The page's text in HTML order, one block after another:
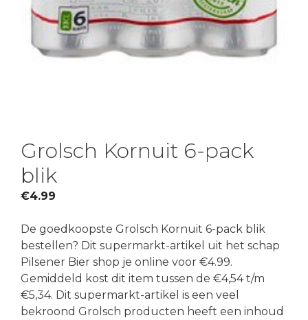
Grolsch Kornuit 6-pack
blik
€4.99
De goedkoopste Grolsch Kornuit 6-pack blik
bestellen? Dit supermarkt-artikel uit het schap
Pilsener Bier shop je online voor €4.99.
Gemiddeld kost dit item tussen de €4,54 t/m
€5,34. Dit supermarkt-artikel is een veel
bekroond Grolsch producten heeft een inhoud